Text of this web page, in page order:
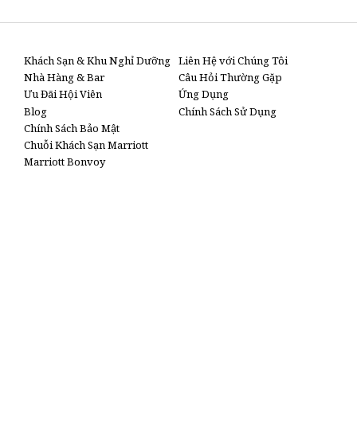
Khách Sạn & Khu Nghỉ Dưỡng
Nhà Hàng & Bar
Ưu Đãi Hội Viên
Blog
Liên Hệ với Chúng Tôi
Câu Hỏi Thường Gặp
Ứng Dụng
Chính Sách Sử Dụng
Chính Sách Bảo Mật
Chuỗi Khách Sạn Marriott
Marriott Bonvoy